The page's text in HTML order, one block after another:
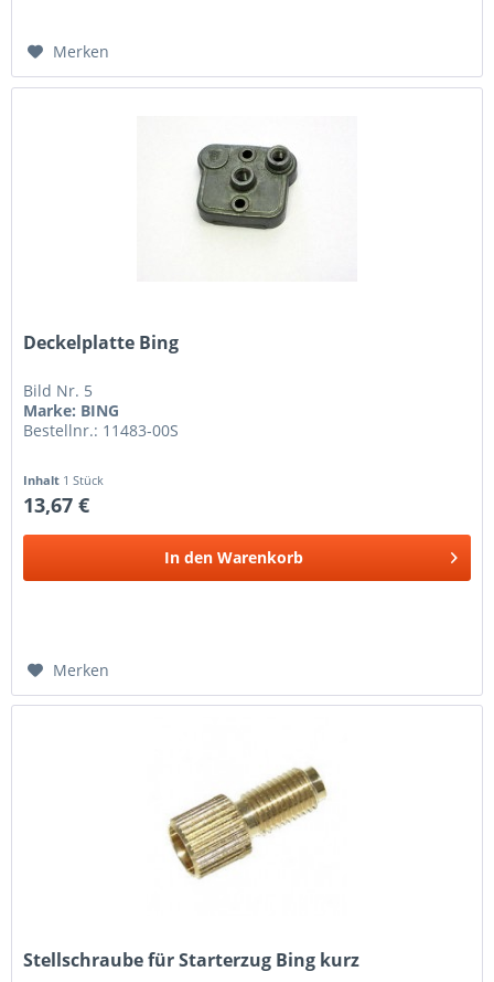
Merken
Deckelplatte Bing
Bild Nr. 5
Marke: BING
Bestellnr.: 11483-00S
Inhalt 1 Stück
13,67 €
In den Warenkorb
Merken
Stellschraube für Starterzug Bing kurz